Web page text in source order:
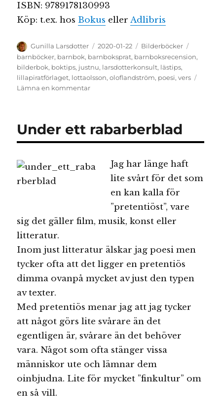
ISBN: 9789178130993
Köp: t.ex. hos Bokus ellerAdlibris
Författare
Gunilla Larsdotter
Publicerat
den
2020-01-22 Kategorier
Bilderböcker
barnböcker, barnbok, barnboksprat, barnboksrecension,
bilderbok, boktips, justnu, larsdotterkonsult, lästips,
lillapiratförlaget, lottaolsson,oloflandström, poesi,vers
Lämna en kommentartill
Under ett rabarberblad
Jag har länge haft
lite svårt för det som
en kan kalla för
”pretentiöst”, vare
sig det gäller film, musik, konst eller
litteratur.
Inom just litteratur älskar jag poesi men
tycker ofta att det ligger en pretentiös
dimma ovanpå mycket av just den typen
av texter.
Med pretentiös menar jag att jag tycker
att något görs lite svårare än det
egentligen är, svårare än det behöver
vara. Något som ofta stänger vissa
människor ute och lämnar dem
oinbjudna. Lite för mycket ”finkultur” om
en så vill.